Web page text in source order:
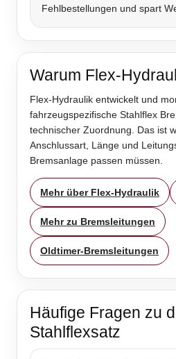
Fehlbestellungen und spart
Warum Flex-
Flex-Hydraulik entwickelt und
fahrzeugspezifische Stahlflex
technischer Zuordnung. Das ist
Anschlussart, Länge und
Bremsanlage passen müssen.
Mehr über Flex-Hydraulik
Mehr zu Bremsleitungen
Oldtimer-Bremsleitungen
Häufige Fragen zu
Stahlflexsatz